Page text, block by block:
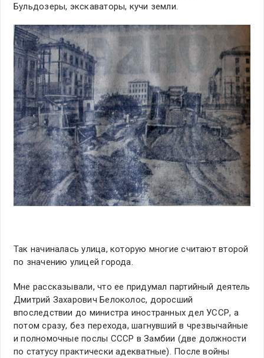
Бульдозеры, экскаваторы, кучи земли.
Так начиналась улица, которую многие считают второй
по значению улицей города.
Мне рассказывали, что ее придумал партийный деятель
Дмитрий Захарович Белоколос, доросший
впоследствии до министра иностранных дел УССР, а
потом сразу, без перехода, шагнувший в чрезвычайные
и полномочные послы СССР в Замбии (две должности
по статусу практически адекватные). После войны